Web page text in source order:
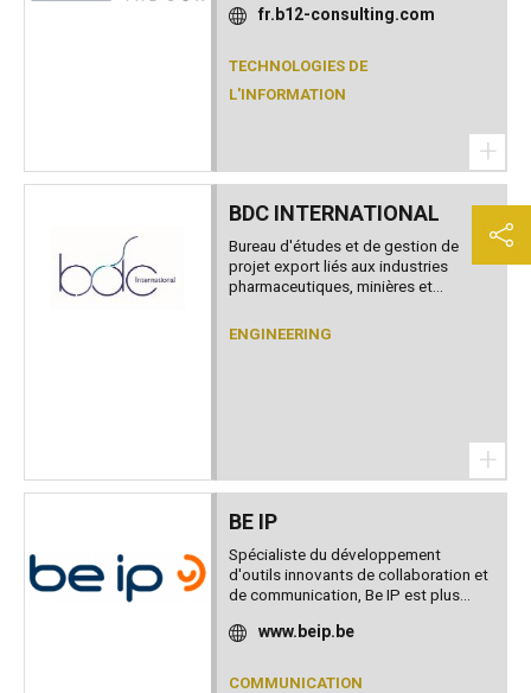
fr.b12-consulting.com
TECHNOLOGIES DE
L'INFORMATION
+
BDC INTERNATIONAL
Bureau d'études et de gestion de
projet export liés aux industries
pharmaceutiques, minières et...
ENGINEERING
+
BE IP
Spécialiste du développement
d'outils innovants de collaboration et
de communication, Be IP est plus...
www.beip.be
COMMUNICATION